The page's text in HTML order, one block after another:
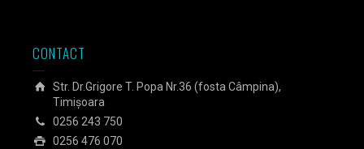
CONTACT
Str. Dr.Grigore T. Popa Nr.36 (fosta Câmpina),
Timișoara
0256 243 750
0256 476 070